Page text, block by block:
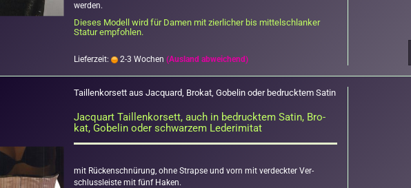
wer­den.
Die­ses Mo­dell wird für Damen mit zier­li­cher bis mit­tel­schlan­ker
Sta­tur emp­foh­len.
Lieferzeit: 2-3 Wochen (Ausland abweichend)
Tail­len­kor­sett aus Jac­quard, Bro­kat, Go­be­lin oder be­druck­tem Satin
Jac­quart Tail­len­kor­sett, auch in be­druck­tem Satin, Bro­
kat, Go­be­lin oder schwar­zem Le­der­imi­tat
mit Rü­cken­schnü­rung, ohne Strap­se und vorn mit ver­deck­ter Ver­
schluss­leis­te mit fünf Haken.